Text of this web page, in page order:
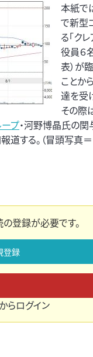
本紙で
で新型
る「ク
役員６
表）が
ことか
達を受
その際
ープ・河野博晶氏の
する。（冒頭写真＝
登録が必要です。
登録
らログイン